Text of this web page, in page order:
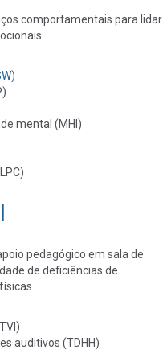
comportamentais para lidar
mental (MHI)
pedagógico em sala de
de deficiências de
auditivos (TDHH)